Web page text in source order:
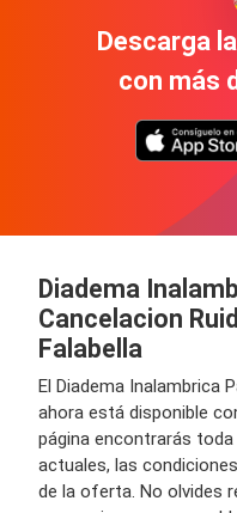
Descarga
con más
Diadema
Cancelacion
Falabella
El Diadema Inalambrica
ahora está disponible
página encontrarás
actuales, las
de la oferta. No olvides